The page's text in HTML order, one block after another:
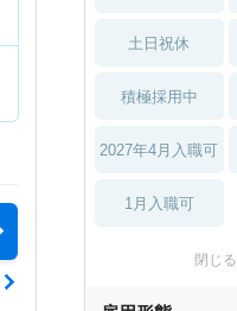
土日祝休
積極採用中
2027年4月入職可
1月入職可
閉じる